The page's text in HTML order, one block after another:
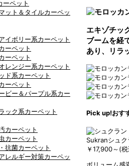
ーペット
ット＆タイルカーペッ
イボリー系カーペット
ーペット
ーペット
レンジー系カーペット
ド系カーペット
ーペット
ビー＆パープル系カー
ック系カーペット
カーペット
カーペット
抗菌カーペット
レルギー対策カーペッ
エキゾチッ
ブームを経
あり、リラ
Pick up!おす
Sukranシュク
￥17,900～(
ボリューム感